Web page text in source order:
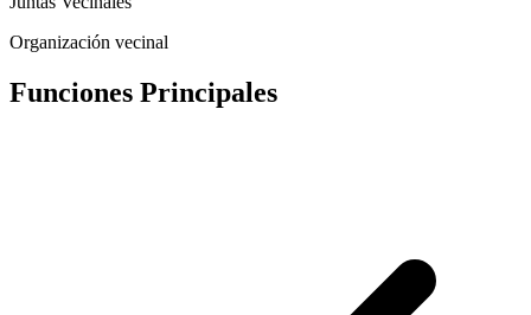
Organización vecinal
Funciones Principales